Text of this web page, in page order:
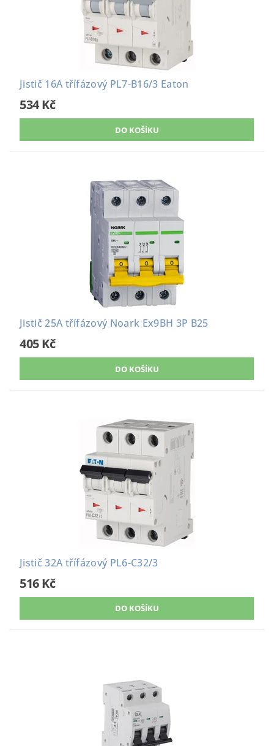
Jistič 16A třífázový PL7-B16/3 Eaton
534 Kč
Jistič 25A třífázový Noark Ex9BH 3P B25
405 Kč
Jistič 32A třífázový PL6-C32/3
516 Kč